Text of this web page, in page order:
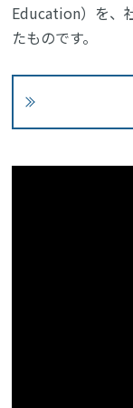
Education）を、
たものです。